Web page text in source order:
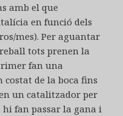
amb el que
en funció dels
mes). Per aguantar
tots prenen la
fan una
costat de la boca fins
un catalitzador per
fan passar la gana i